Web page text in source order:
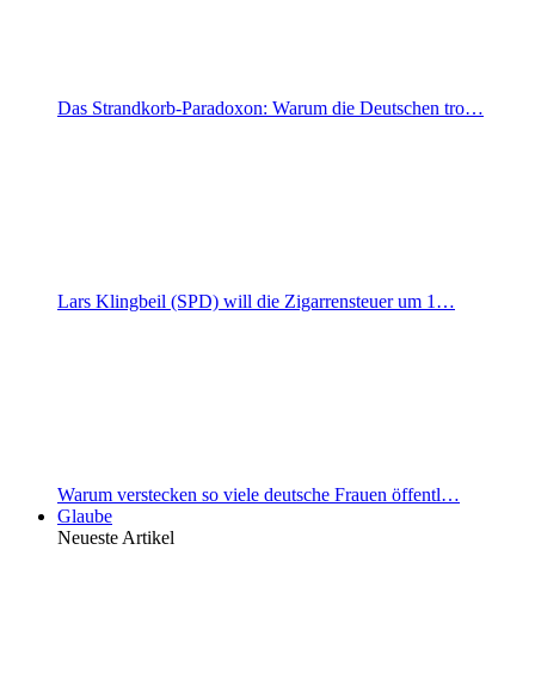
Das Strandkorb-Paradoxon: Warum die Deutschen tro…
Lars Klingbeil (SPD) will die Zigarrensteuer um 1…
Warum verstecken so viele deutsche Frauen öffentl…
Glaube
Neueste Artikel